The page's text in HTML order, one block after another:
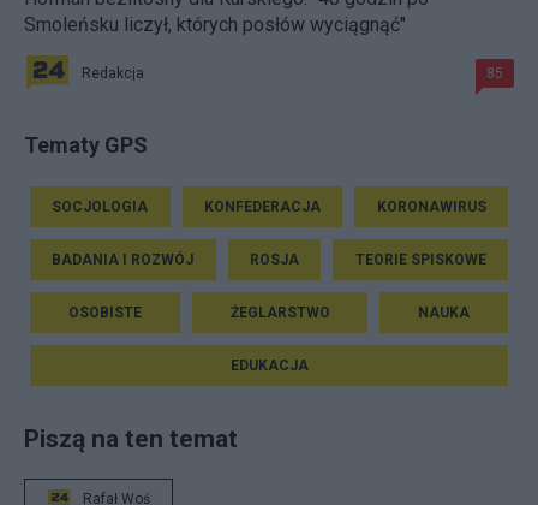
Smoleńsku liczył, których posłów wyciągnąć"
Redakcja 85
Tematy GPS
SOCJOLOGIA KONFEDERACJA KORONAWIRUS
BADANIA I ROZWÓJ ROSJA TEORIE SPISKOWE
OSOBISTE ŻEGLARSTWO NAUKA
EDUKACJA
Piszą na ten temat
Rafał Woś